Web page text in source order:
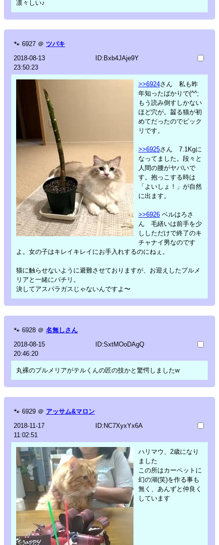
凛々しい♪
🐾 6927 ＠ ツバキ
2018-08-13
23:50:23
ID:Bxb4JAje9Y
>>6924さん 私も昨
年知ったばかりで(^^;
もう読み倒すしかない
ほど穴が。齧る猫が初
めてだったのでビック
リです。
>>6925さん 7.1Kgに
なってました。段々と
人間の腰がヤバいで
す。抱っこする時は
「よいしょ！」が自然
に出ます。
>>6926 ベルはろさ
ん 毛繕いは前手を少
ししただけで終了のキ
チャナイ男なのです
よ。女の子はキレイキレイにお手入れするのにねぇ。
猫に触らせないように避難させておりますが、お迎えしたプルメ
リアと一緒にパチリ。
決してアスパラガスじゃないんですよ〜
🐾 6928 ＠ 名無しさん
2018-08-15
20:46:20
ID:SxtMOoDAgQ
丸裸のプルメリアがテルくんの匠の技かと驚愕しましたw
🐾 6929 ＠ アッサム&マロン
2018-11-17
11:02:51
ID:NC7XyxYx6A
ハリマウ、2歳になり
ました
この所はカーペットに
幻の湖(笑)を作る事も
無く、あんずと仲良く
しています